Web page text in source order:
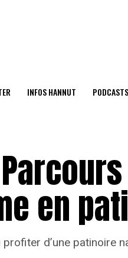
INFOS HANNUT PODCASTS
en
d’une patinoire